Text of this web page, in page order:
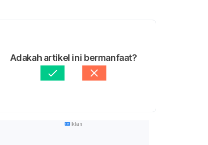
Adakah artikel ini bermanfaat?
Iklan